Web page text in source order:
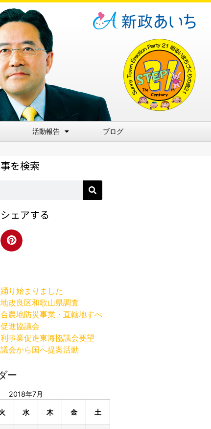
活動報告 ブログ
を検索
ェアする
り始まりました
改良区和歌山県調査
農地防災事業・直轄地すべ
進協議会
事業促進東海協議会要望
会から国へ提案活動
ー
2018年7月
水 木 金 土